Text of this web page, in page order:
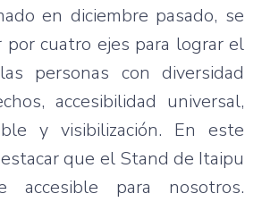
en diciembre pasado, se
por cuatro ejes para lograrel
las personas condiversidad
, accesibilidad universal,
y visibilización. En este
que el Stand de Itaipu
accesible para nosotros.